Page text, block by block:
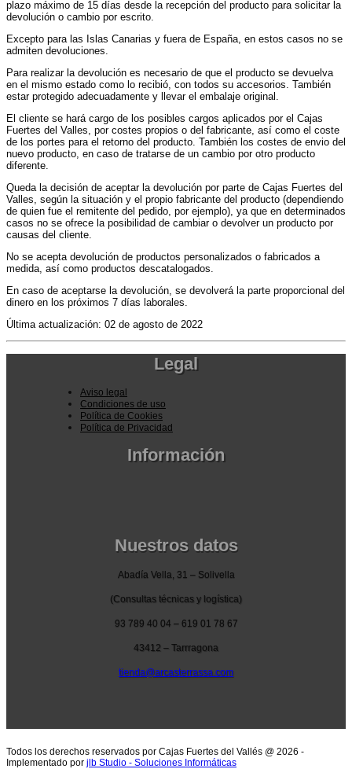
plazo máximo de 15 días desde la recepción del producto para solicitar la
devolución o cambio por escrito.
Excepto para las Islas Canarias y fuera de España, en estos casos no se
admiten devoluciones.
Para realizar la devolución es necesario de que el producto se devuelva
en el mismo estado como lo recibió, con todos su accesorios. También
estar protegido adecuadamente y llevar el embalaje original.
El cliente se hará cargo de los posibles cargos aplicados por el Cajas
Fuertes del Valles, por costes propios o del fabricante, así como el coste
de los portes para el retorno del producto. También los costes de envio del
nuevo producto, en caso de tratarse de un cambio por otro producto
diferente.
Queda la decisión de aceptar la devolución por parte de Cajas Fuertes del
Valles, según la situación y el propio fabricante del producto (dependiendo
de quien fue el remitente del pedido, por ejemplo), ya que en determinados
casos no se ofrece la posibilidad de cambiar o devolver un producto por
causas del cliente.
No se acepta devolución de productos personalizados o fabricados a
medida, así como productos descatalogados.
En caso de aceptarse la devolución, se devolverá la parte proporcional del
dinero en los próximos 7 días laborales.
Última actualización: 02 de agosto de 2022
Legal
Aviso legal
Condiciones de uso
Política de Cookies
Política de Privacidad
Información
Nuestros datos
Abadía Vella, 31 – Solivella
(Consultas técnicas y logística)
93 789 40 04 – 619 01 78 67
43412 – Tarrragona
tienda@arcasterrassa.com
Todos los derechos reservados por Cajas Fuertes del Vallés @ 2026 -
Implementado por jlb Studio - Soluciones Informáticas